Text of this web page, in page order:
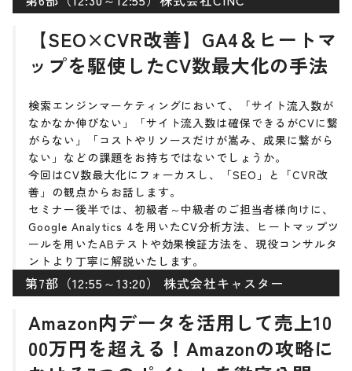
【SEO×CVR改善】GA4＆ヒートマ
ップを駆使したCV数最大化の手法
検索エンジンマーケティングにおいて、「サイト流入数が
なかなか伸びない」「サイト流入数は確保できるがCVに繋
がらない」「コストやリソースだけが嵩み、成果に繋がら
ない」などの課題をお持ちではないでしょうか。
今回はCV数最大化にフォーカスし、「SEO」と「CVR改
善」の観点からお話します。
セミナー後半では、初級者～中級者のご担当者様向けに、
Google Analytics 4を用いたCV分析方法、ヒートマップツ
ールを用いたABテストや効果検証方法を、現役コンサルタ
ントより丁寧に解説いたします。
第7部（12:55～13:20） 株式会社キャスター
Amazon内データを活用して売上10
00万円を超える！Amazonの攻略に